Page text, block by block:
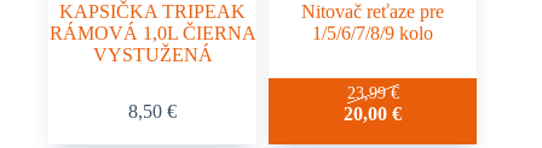
KAPSIČKA TRIPEAK
RÁMOVÁ 1,0L ČIERNA
VYSTUŽENÁ
8,50€
Nitovač reťaze pre
1/5/6/7/8/9 kolo
23,99€
20,00€